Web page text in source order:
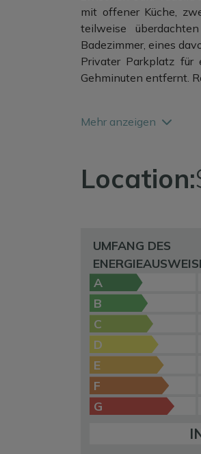
mit offener Küche,
teilweise
Badezimmer, eines
Privater Parkplatz
Gehminuten entfernt.
Ideal für diejenigen,
Mehr anzeigen
Location:
UMFANG DES
A
B
C
D
E
F
G